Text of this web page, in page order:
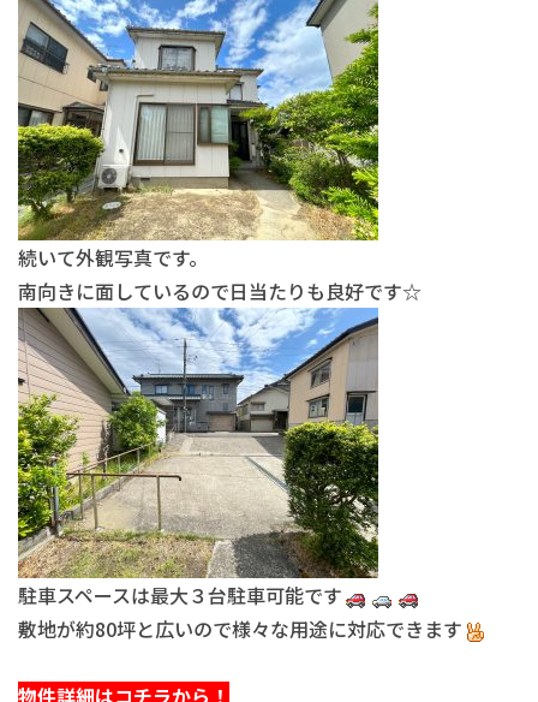
続いて外観写真です。
南向きに面しているので日当たりも良好です☆
駐車スペースは最大３台駐車可能です
敷地が約80坪と広いので様々な用途に対応できます
物件詳細はコチラから！